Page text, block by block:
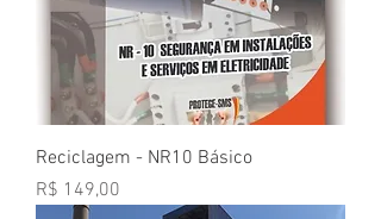
Reciclagem - NR10 Básico
Preço
R$ 149,00